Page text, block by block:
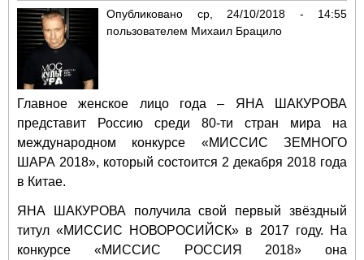
Опубликовано ср, 24/10/2018 - 14:55
пользователем Михаил Брацило
Главное женское лицо года – ЯНА ШАКУРОВА
представит Россию среди 80-ти стран мира на
международном конкурсе «МИССИС ЗЕМНОГО
ШАРА 2018», который состоится 2 декабря 2018 года
в Китае.
ЯНА ШАКУРОВА получила свой первый звёздный
титул «МИССИС НОВОРОСИЙСК» в 2017 году. На
конкурсе «МИССИС РОССИЯ 2018» она